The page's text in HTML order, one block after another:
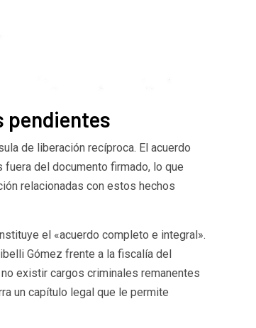
pendientes
de liberación recíproca. El acuerdo
del documento firmado, lo que
relacionadas con estos hechos
el «acuerdo completo e integral».
Gómez frente a la fiscalía del
existir cargos criminales remanentes
un capítulo legal que le permite